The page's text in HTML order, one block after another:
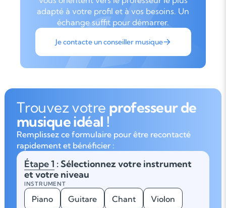
adapté à votre profil et à vos besoins. Un
échange suffit pour démarrer.
Je contacte un conseiller musique
Trouvez votre professeur de
musique idéal !
Remplissez ce formulaire pour être recontacté
rapidement et bénéficier :
Étape 1 : Sélectionnez votre instrument
et votre niveau
INSTRUMENT
Piano Guitare Chant Violon